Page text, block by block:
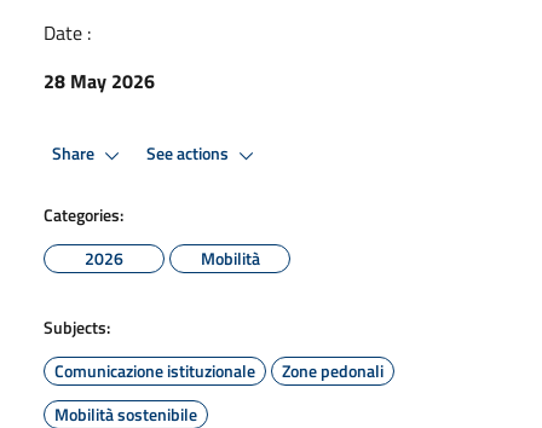
Date :
28 May 2026
Share See actions
Categories:
2026
Mobilità
Subjects:
Comunicazione istituzionale
Zone pedonali
Mobilità sostenibile